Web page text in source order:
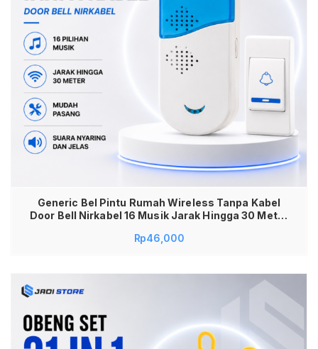
Generic Bel Pintu Rumah Wireless Tanpa Kabel
Door Bell Nirkabel 16 Musik Jarak Hingga 30 Meter
Baterai Bel Rumah untuk Rumah Toko Kantor
Rp46,000